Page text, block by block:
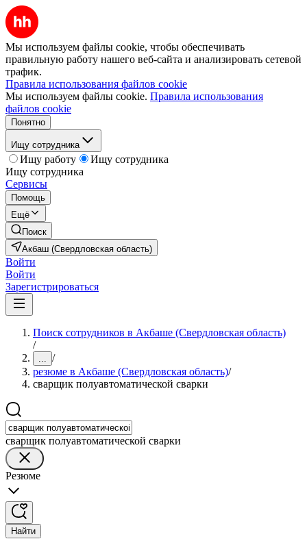
Мы используем файлы cookie, чтобы обеспечивать
правильную работу нашего веб-сайта и анализировать сетевой
трафик.
Правила использования файлов cookie
Мы используем файлы cookie. Правила использования
файлов cookie
Понятно
Ищу сотрудника
Ищу работу
Ищу сотрудника
Ищу сотрудника
Сервисы
Помощь
Ещё
Поиск
Акбаш (Свердловская область)
Войти
Войти
Зарегистрироваться
Поиск сотрудников в Акбаше (Свердловская область)
/
... /
резюме в Акбаше (Свердловская область)/
сварщик полуавтоматической сварки
сварщик полуавтоматической сварки
Резюме
Найти